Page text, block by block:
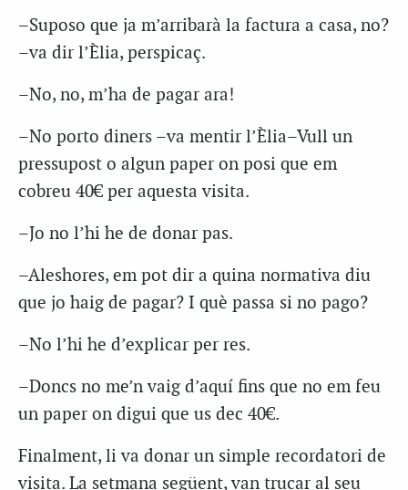
–Suposo que ja m’arribarà la factura a casa, no?
–va dir l’Èlia, perspicaç.
–No, no, m’ha de pagar ara!
–No porto diners –va mentir l’Èlia–Vull un
pressupost o algun paper on posi que em
cobreu 40€ per aquesta visita.
–Jo no l’hi he de donar pas.
–Aleshores, em pot dir a quina normativa diu
que jo haig de pagar? I què passa si no pago?
–No l’hi he d’explicar per res.
–Doncs no me’n vaig d’aquí fins que no em feu
un paper on digui que us dec 40€.
Finalment, li va donar un simple recordatori de
visita. La setmana següent, van trucar al seu